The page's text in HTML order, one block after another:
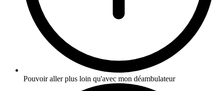
Pouvoir aller plus loin qu'avec mon déambulateur